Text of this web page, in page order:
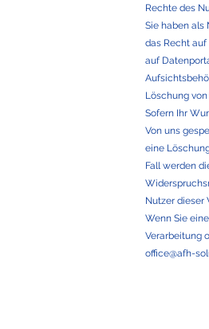
Rechte des
Sie haben als
das Recht
auf
Löschung
Sofern Ihr
Von uns
eine
Fall werden
Nutzer dieser
Wenn Sie
Verarbeitung
office@afh-